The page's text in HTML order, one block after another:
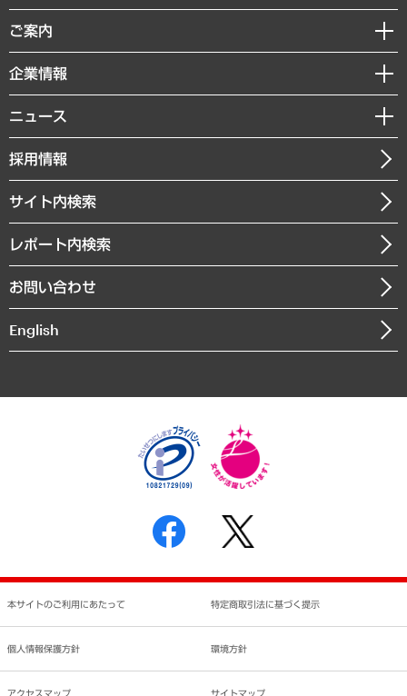
組織・人事戦略
デジタルイノベーション
共生・ダイバーシティ
GRC（ガバナンス・リスク・コンプライアンス）・防災（政策）
経済・産業・雇用・労働
まちづくり・観光・交通・スポーツ・スマートシティ
自然資源・農林水産業・食料システム
経済調査
レポート
コラム
経営用語集
受託・受注実績（官公庁関連）
メディア掲載・出演
ご案内
セミナー・イベント情報
MUFGビジネスセミナー
受託案件情報
企業情報
私たちの想い
社長メッセージ
会社概要
沿革
組織図・本部部室紹介
インドネシア現地法人
個人情報保護方針
反社会的勢力に対する基本方針
書面による個人情報の開示等の請求の手続きについて
ニュース
ニュースリリース
お知らせ
採用情報
サイト内検索
レポート内検索
お問い合わせ
English
本サイトのご利用にあたって 特定商取引法に基づく提示
個人情報保護方針 環境方針
アクセスマップ サイトマップ